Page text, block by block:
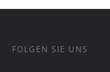
FOLGEN SIE UNS